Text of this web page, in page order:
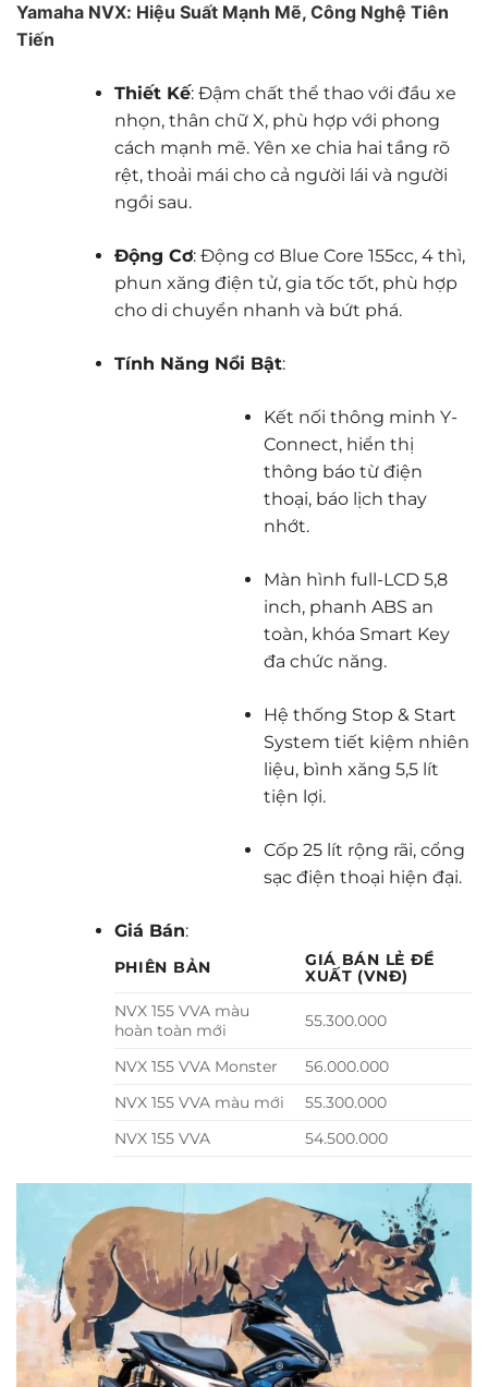
Yamaha NVX: Hiệu Suất Mạnh Mẽ, Công Nghệ Tiên
Tiến
Thiết Kế: Đậm chất thể thao với đầu xe
nhọn, thân chữ X, phù hợp với phong
cách mạnh mẽ. Yên xe chia hai tầng rõ
rệt, thoải mái cho cả người lái và người
ngồi sau.
Động Cơ: Động cơ Blue Core 155cc, 4 thì,
phun xăng điện tử, gia tốc tốt, phù hợp
cho di chuyển nhanh và bứt phá.
Tính Năng Nổi Bật:
Kết nối thông minh Y-
Connect, hiển thị
thông báo từ điện
thoại, báo lịch thay
nhớt.
Màn hình full-LCD 5,8
inch, phanh ABS an
toàn, khóa Smart Key
đa chức năng.
Hệ thống Stop & Start
System tiết kiệm nhiên
liệu, bình xăng 5,5 lít
tiện lợi.
Cốp 25 lít rộng rãi, cổng
sạc điện thoại hiện đại.
Giá Bán:
PHIÊN BẢN
GIÁ BÁN LẺ ĐỀ
XUẤT (VNĐ)
NVX 155 VVA màu
hoàn toàn mới
55.300.000
NVX 155 VVA Monster
56.000.000
NVX 155 VVA màu mới
55.300.000
NVX 155 VVA
54.500.000